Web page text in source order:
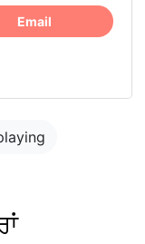
Email